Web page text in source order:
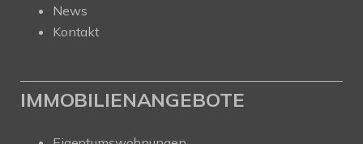
News
Kontakt
IMMOBILIENANGEBOTE